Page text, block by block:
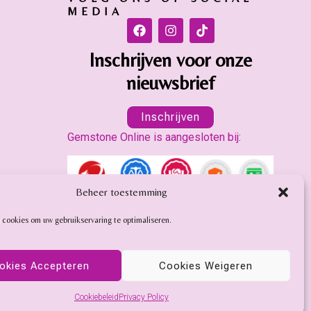
Beheer toestemming
om uw gebruikservaring te optimaliseren.
Accepteren Cookies Weigeren
CookiebeleidPrivacy Policy
MEDIA
Inschrijven voor onze
nieuwsbrief
Inschrijven
Gemstone Online is aangesloten bij: